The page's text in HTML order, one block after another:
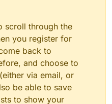
� � ��� ��������� � �
��� � ��� � ��������� � �
the Vollings,
But  Vollings  are
has embarked
on
by its dead civilization,
scroll through the
you register for
back to
and choose to
via email, or
be able to save
to show your